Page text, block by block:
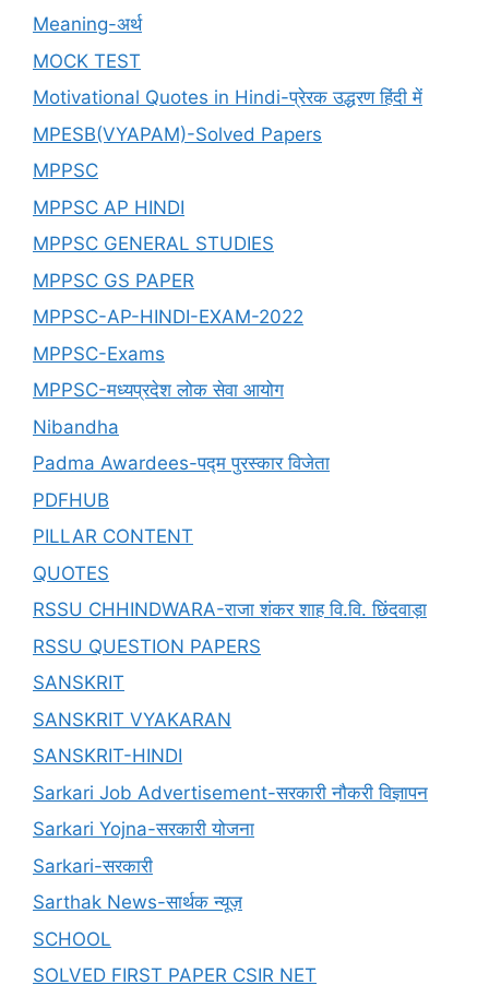
Meaning-अर्थ
MOCK TEST
Motivational Quotes in Hindi-प्रेरक उद्धरण हिंदी में
MPESB(VYAPAM)-Solved Papers
MPPSC
MPPSC AP HINDI
MPPSC GENERAL STUDIES
MPPSC GS PAPER
MPPSC-AP-HINDI-EXAM-2022
MPPSC-Exams
MPPSC-मध्यप्रदेश लोक सेवा आयोग
Nibandha
Padma Awardees-पद्म पुरस्कार विजेता
PDFHUB
PILLAR CONTENT
QUOTES
RSSU CHHINDWARA-राजा शंकर शाह वि.वि. छिंदवाड़ा
RSSU QUESTION PAPERS
SANSKRIT
SANSKRIT VYAKARAN
SANSKRIT-HINDI
Sarkari Job Advertisement-सरकारी नौकरी विज्ञापन
Sarkari Yojna-सरकारी योजना
Sarkari-सरकारी
Sarthak News-सार्थक न्यूज़
SCHOOL
SOLVED FIRST PAPER CSIR NET